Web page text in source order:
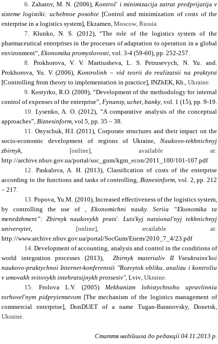
6. Zaharov, M. N. (2006),Kontrol' i minimizacija zatrat predprijatija v
sisteme logistiki: uchebnoe posobie [Control and minimization of costs of the
enterprise in a logistics system], Ekzamen, Мoscow, Russia
7. Klunko, N. S. (2012), “The role of the logistics system of the
pharmaceutical enterprises in the processes of adaptation to operation in a global
environment“, Ekonomika promyslovosti, vol. 3-4 (59-60), pp. 252-257.
8. Prokhorova, V. V. Martiusheva, L. S. Petrusevych, N. Yu. and.
Prokhorova, Yu. V. (2006),Kontrolinh – vid teorii do realizatsii na praktytsi
[Controlling from theory to implementation in practice], INZhEK, Kh., Ukraine.
9. Kostyrko,R.O.(2009), “Development of the methodology for internal
control of expenses of the enterprise”, Fynansy, uchet, banky, vol. 1 (15), pp. 9-19.
10. Lysenko,A. O.(2012), “A comparative analysis of the conceptual
approaches”, Biznesinform, vol.5, pp. 35 – 38.
11. Onyschuk,H.I.(2011), Corporate structures and their impact on the
socio-economic development of regions of Ukraine,Naukovo-tekhnichnyj
zbirnyk, [online], available at:
http://archive.nbuv.gov.ua/portal/soc_gum/kgm_econ/2011_100/101-107.pdf
12. Paskalova,A. H.(2013), Classification of costs of the enterprise
according to the functions and tasks of controlling, Biznesinform, vol. 2, pp. 212
– 217.
13. Popova, Yu.M. (2010), Increased effectiveness of the logistics system,
by controlling the use of , Ekonomichni nauky. Seriia “Ekonomika ta
menedzhment”: Zbirnyk naukovykh prats'. Luts'kyj natsional'nyj tekhnichnyj
universytet, [online], available at:
http://www.archive.nbuv.gov.ua/portal/SocGum/Enem/2010_7_4/23.pdf
14. Development of accounting, analysis and control in the conditions of
world integration processes (2013),
Zbirnyk materialiv II Vseukrains'koi
naukovo-praktychnoi Internet-konferentsii "Rozvytok obliku, analizu i kontroliu
v umovakh svitovykh intehratsijnykh protsesiv", Lviv, Ukraine.
15.
Frolova L.V. (2005)Mekhanizm lohistychnoho upravlinnia
torhovel'nym pidpryiemstvom[The mechanism of the logistics management of
commercial enterprise], DonDUET of a name Tugan-Baranovsky, Donetsk,
Ukraine.
Стаття надійшла до редакції 04.11.2013 р.